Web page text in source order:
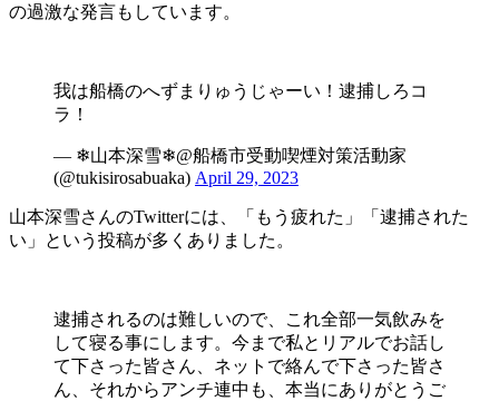
の過激な発言もしています。
我は船橋のへずまりゅうじゃーい！逮捕しろコ
ラ！
— ❄山本深雪❄@船橋市受動喫煙対策活動家
(@tukisirosabuaka) April 29, 2023
山本深雪さんのTwitterには、「もう疲れた」「逮捕された
い」という投稿が多くありました。
逮捕されるのは難しいので、これ全部一気飲みを
して寝る事にします。今まで私とリアルでお話し
て下さった皆さん、ネットで絡んで下さった皆さ
ん、それからアンチ連中も、本当にありがとうご